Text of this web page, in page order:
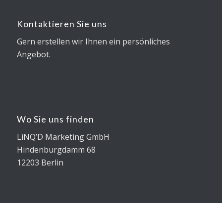
Kontaktieren Sie uns
Gern erstellen wir Ihnen ein persönliches
Angebot.
Wo Sie uns finden
LiNQ’D Marketing GmbH
Hindenburgdamm 68
12203 Berlin